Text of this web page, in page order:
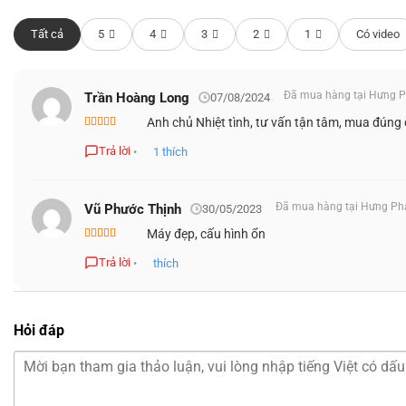
CHỐNG CHÓI
thước 15.6 inch và độ phân giải Full HD (1920 x 1080 px),
nét và chân thực. Công nghệ chống chói (Anti-glare) giúp
kiện ánh sáng khác nhau, từ văn phòng sáng đèn cho đến
Tất cả 5 4 3 2 1 Có video
Trần Hoàng Long 07/08/2024 Đã mua hàng tại Hưng
hạng55 sao
Anh chủ Nhiệt tình, tư vấn tận tâm, mua
Trả lời • 1 thích
Vũ Phước Thịnh 30/05/2023 Đã mua hàng tại Hưng
hạng55 sao
Máy đẹp, cấu hình ổn
Trả lời • thích
Hỏi đáp